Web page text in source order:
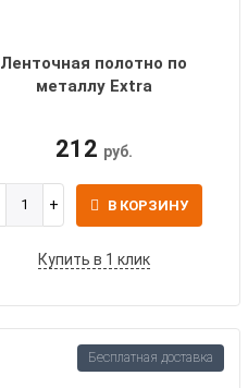
Ленточная полотно по
металлу Extra
212 руб.
В КОРЗИНУ
Купить в 1 клик
Бесплатная доставка